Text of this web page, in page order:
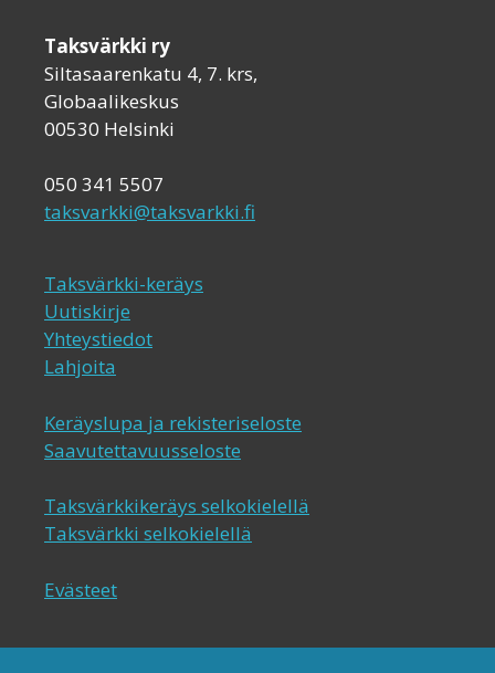
Taksvärkki ry
Siltasaarenkatu 4, 7. krs,
Globaalikeskus
00530 Helsinki
050 341 5507
taksvarkki@taksvarkki.fi
Taksvärkki-keräys
Uutiskirje
Yhteystiedot
Lahjoita
Keräyslupa ja rekisteriseloste
Saavutettavuusseloste
Taksvärkkikeräys selkokielellä
Taksvärkki selkokielellä
Evästeet